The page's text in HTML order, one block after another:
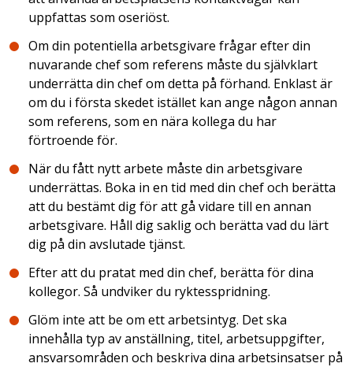
uppfattas som oseriöst.
Om din potentiella arbetsgivare frågar efter din
nuvarande chef som referens måste du självklart
underrätta din chef om detta på förhand. Enklast är
om du i första skedet istället kan ange någon annan
som referens, som en nära kollega du har
förtroende för.
När du fått nytt arbete måste din arbetsgivare
underrättas. Boka in en tid med din chef och berätta
att du bestämt dig för att gå vidare till en annan
arbetsgivare. Håll dig saklig och berätta vad du lärt
dig på din avslutade tjänst.
Efter att du pratat med din chef, berätta för dina
kollegor. Så undviker du ryktesspridning.
Glöm inte att be om ett arbetsintyg. Det ska
innehålla typ av anställning, titel, arbetsuppgifter,
ansvarsområden och beskriva dina arbetsinsatser på